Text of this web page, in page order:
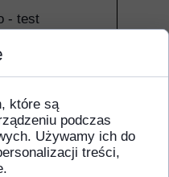
- test
które są
podczas
Używamy ich do
treści,